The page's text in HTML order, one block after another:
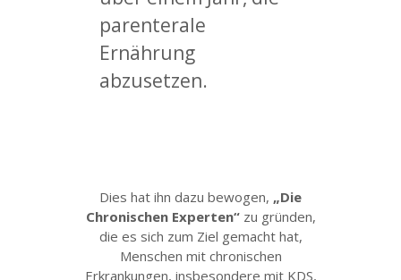
parenterale
Ernährung
abzusetzen.
Dies hat ihn dazu bewogen, „Die
Chronischen Experten“zu gründen,
die es sich zum Ziel gemacht hat,
Menschen mit chronischen
Erkrankungen, insbesondere mit KDS,